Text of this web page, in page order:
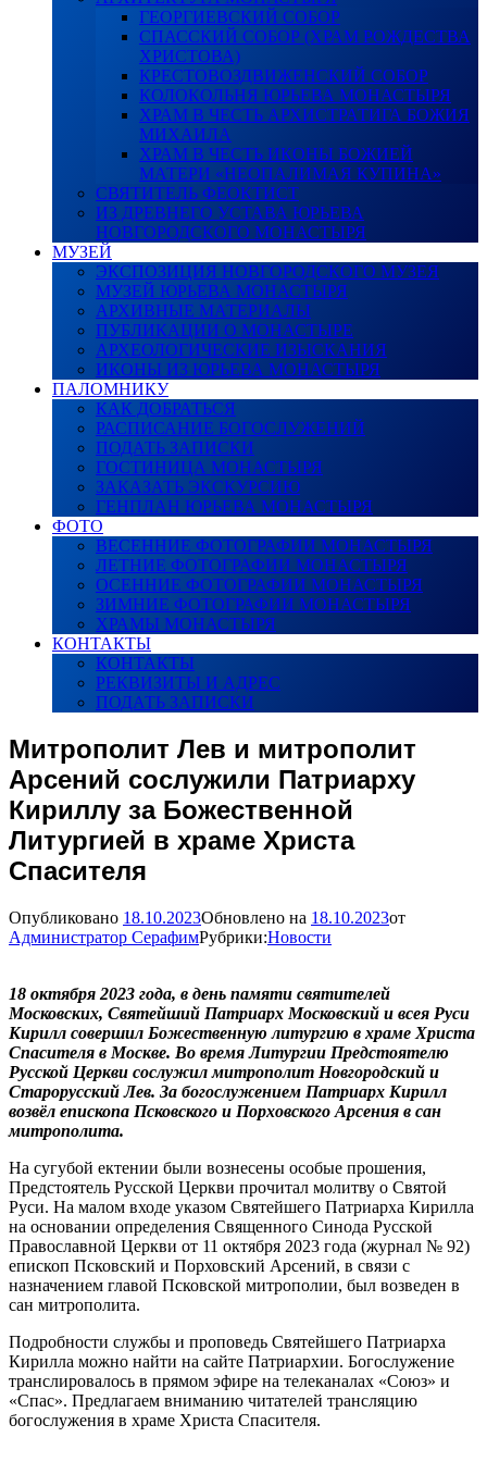
ГЕОРГИЕВСКИЙ СОБОР
СПАССКИЙ СОБОР (ХРАМ РОЖДЕСТВА
ХРИСТОВА)
КРЕСТОВОЗДВИЖЕНСКИЙ СОБОР
КОЛОКОЛЬНЯ ЮРЬЕВА МОНАСТЫРЯ
ХРАМ В ЧЕСТЬ АРХИСТРАТИГА БОЖИЯ
МИХАИЛА
ХРАМ В ЧЕСТЬ ИКОНЫ БОЖИЕЙ
МАТЕРИ «НЕОПАЛИМАЯ КУПИНА»
СВЯТИТЕЛЬ ФЕОКТИСТ
ИЗ ДРЕВНЕГО УСТАВА ЮРЬЕВА
НОВГОРОДСКОГО МОНАСТЫРЯ
МУЗЕЙ
ЭКСПОЗИЦИЯ НОВГОРОДСКОГО МУЗЕЯ
МУЗЕЙ ЮРЬЕВА МОНАСТЫРЯ
АРХИВНЫЕ МАТЕРИАЛЫ
ПУБЛИКАЦИИ О МОНАСТЫРЕ
АРХЕОЛОГИЧЕСКИЕ ИЗЫСКАНИЯ
ИКОНЫ ИЗ ЮРЬЕВА МОНАСТЫРЯ
ПАЛОМНИКУ
КАК ДОБРАТЬСЯ
РАСПИСАНИЕ БОГОСЛУЖЕНИЙ
ПОДАТЬ ЗАПИСКИ
ГОСТИНИЦА МОНАСТЫРЯ
ЗАКАЗАТЬ ЭКСКУРСИЮ
ГЕНПЛАН ЮРЬЕВА МОНАСТЫРЯ
ФОТО
ВЕСЕННИЕ ФОТОГРАФИИ МОНАСТЫРЯ
ЛЕТНИЕ ФОТОГРАФИИ МОНАСТЫРЯ
ОСЕННИЕ ФОТОГРАФИИ МОНАСТЫРЯ
ЗИМНИЕ ФОТОГРАФИИ МОНАСТЫРЯ
ХРАМЫ МОНАСТЫРЯ
КОНТАКТЫ
КОНТАКТЫ
РЕКВИЗИТЫ И АДРЕС
ПОДАТЬ ЗАПИСКИ
Митрополит Лев и митрополит
Арсений сослужили Патриарху
Кириллу за Божественной
Литургией в храме Христа
Спасителя
Опубликовано 18.10.2023Обновлено на 18.10.2023от
Администратор СерафимРубрики:Новости
18 октября 2023 года, в день памяти святителей
Московских, Святейший Патриарх Московский и всея Руси
Кирилл совершил Божественную литургию в храме Христа
Спасителя в Москве. Во время Литургии Предстоятелю
Русской Церкви сослужил митрополит Новгородский и
Старорусский Лев. За богослужением Патриарх Кирилл
возвёл епископа Псковского и Порховского Арсения в сан
митрополита.
На сугубой ектении были вознесены особые прошения,
Предстоятель Русской Церкви прочитал молитву о Святой
Руси. На малом входе указом Святейшего Патриарха Кирилла
на основании определения Священного Синода Русской
Православной Церкви от 11 октября 2023 года (журнал № 92)
епископ Псковский и Порховский Арсений, в связи с
назначением главой Псковской митрополии, был возведен в
сан митрополита.
Подробности службы и проповедь Святейшего Патриарха
Кирилла можно найти на сайте Патриархии. Богослужение
транслировалось в прямом эфире на телеканалах «Союз» и
«Спас». Предлагаем вниманию читателей трансляцию
богослужения в храме Христа Спасителя.